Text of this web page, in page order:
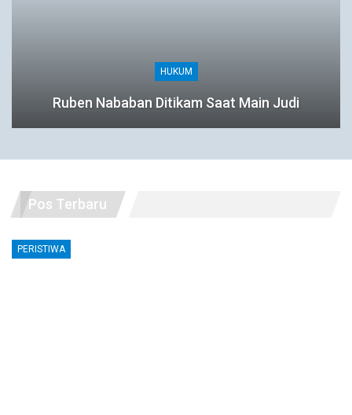
HUKUM
Ruben Nababan Ditikam Saat Main Judi
Pos Terbaru
PERISTIWA